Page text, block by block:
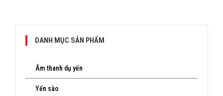
DANH MỤC SẢN PHẨM
Âm thanh dụ yến
Yến sào